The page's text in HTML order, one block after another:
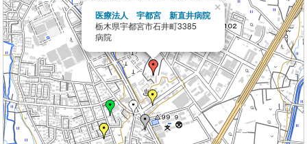
医療法人 宇都宮 新直井病院
栃木県宇都宮市石井町3385
病院
×